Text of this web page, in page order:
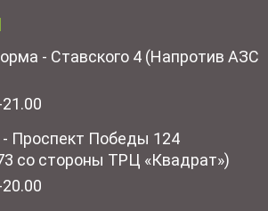
- Ставского 4 (Напротив АЗС
- Проспект Победы 124
со стороны ТРЦ «Квадрат»)